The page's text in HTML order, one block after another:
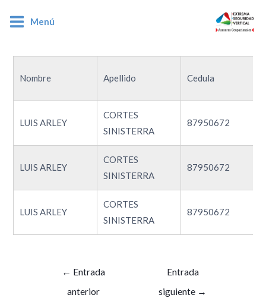
Menú
Nombre Apellido Cedula
LUIS ARLEY
CORTES
SINISTERRA
87950672
LUIS ARLEY
CORTES
SINISTERRA
87950672
LUIS ARLEY
CORTES
SINISTERRA
87950672
← Entrada
anterior
Entrada
siguiente →